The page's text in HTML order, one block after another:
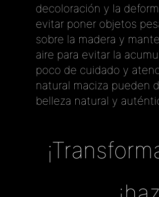
decoloración y la
evitar poner objetos
sobre la madera y
aire para evitar la
poco de cuidado y
natural maciza pueden
belleza natural y